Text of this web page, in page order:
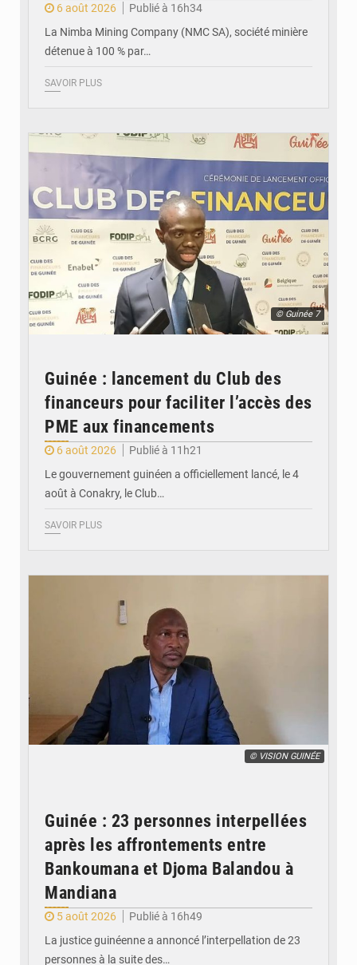
6 août 2026
Publié à 16h34
La Nimba Mining Company (NMC SA), société minière
détenue à 100 % par…
SAVOIR PLUS
© Guinée 7
Guinée : lancement du Club des
financeurs pour faciliter l’accès des
PME aux financements
6 août 2026
Publié à 11h21
Le gouvernement guinéen a officiellement lancé, le 4
août à Conakry, le Club…
SAVOIR PLUS
© VISION GUINÉE
Guinée : 23 personnes interpellées
après les affrontements entre
Bankoumana et Djoma Balandou à
Mandiana
5 août 2026
Publié à 16h49
La justice guinéenne a annoncé l’interpellation de 23
personnes à la suite des…